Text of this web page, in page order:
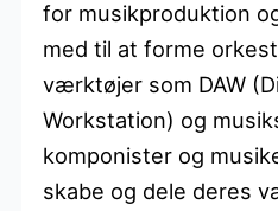
for musikproduktion
med til at forme
værktøjer som DAW
Workstation) og
komponister og
skabe og dele deres